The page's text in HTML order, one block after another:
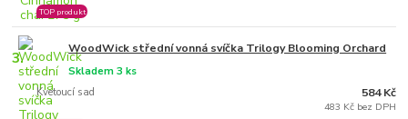
TOP produkt
3. WoodWick střední vonná svíčka Trilogy Blooming Orchard
Kvetoucí sad
Skladem 3 ks
584 Kč
483 Kč bez DPH